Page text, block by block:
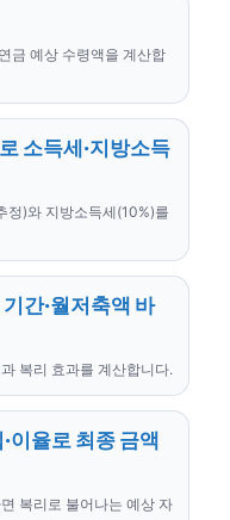
금 예상 수령액을 계산합
소득세·지방소득
정)와 지방소득세(10%)를
간·월저축액 바
복리 효과를 계산합니다.
이율로 최종 금액
복리로 불어나는 예상 자